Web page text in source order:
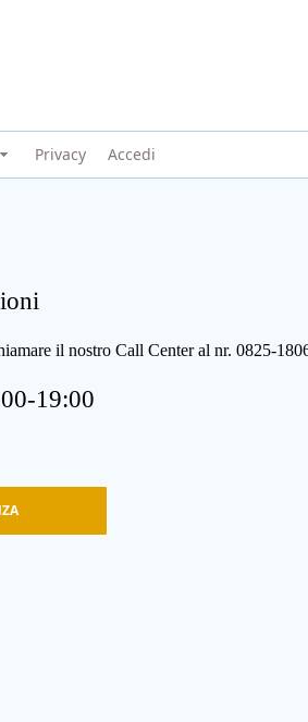
Privacy Accedi
il nostro Call Center al nr. 0825-
19:00